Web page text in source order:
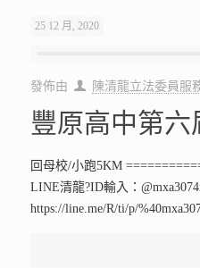
25 12 月, 2020
發佈由 陳清龍立法委員服
豐原高中第
回母校/小跑5KM
LINE清龍?ID輸入：
https://line.me/R/ti/p/